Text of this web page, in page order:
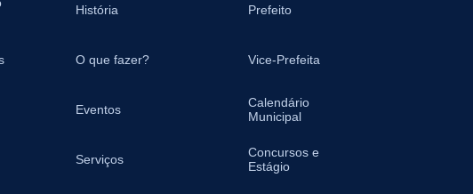
História
O que fazer?
Eventos
Serviços
Prefeito
Vice-Prefeita
Calendário
Municipal
Concursos e
Estágio